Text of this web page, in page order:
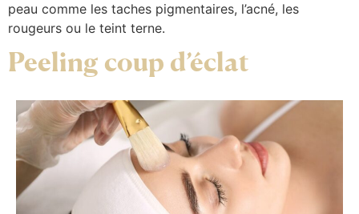
peau comme les taches pigmentaires, l’acné, les
rougeurs ou le teint terne.
Peeling coup d’éclat